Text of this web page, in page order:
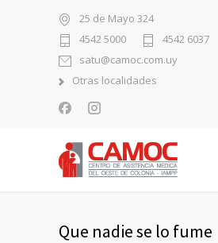
25 de Mayo 324
4542 5000
4542 6037
satu@camoc.com.uy
Otras localidades
Que nadie se lo fume